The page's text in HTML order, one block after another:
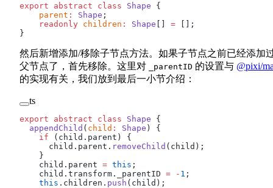
export abstract class Shape {
    parent
: Shape ;
    readonly
children : Shape [] = [];
}
然后新增添加/移除子节点方法。如果子节点之前已经添加
父节点了，首先移除。这里对
_parentID 的设置与 @pixi/
的实现有关，我们放到最后一小节介绍：
ts
export abstract class Shape {
  appendChild
( child : Shape ) {
    if
(child.parent) {
      child.parent.
removeChild (child);
    }
    child.parent
= this ;
    child.transform._parentID
= - 1 ;
    this
.children. push (child);